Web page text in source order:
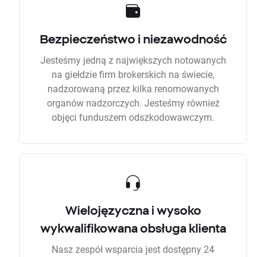
Bezpieczeństwo i niezawodność
Jesteśmy jedną z największych notowanych
na giełdzie firm brokerskich na świecie,
nadzorowaną przez kilka renomowanych
organów nadzorczych. Jesteśmy również
objęci funduszem odszkodowawczym.
Wielojęzyczna i wysoko
wykwalifikowana obsługa klienta
Nasz zespół wsparcia jest dostępny 24